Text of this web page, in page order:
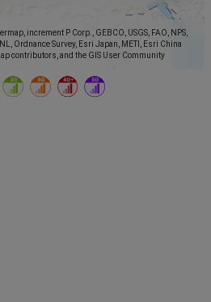
increment P Corp., GEBCO, USGS, FAO, NPS,
Ordnance Survey, Esri Japan, METI, Esri China
contributors, and the GIS User Community